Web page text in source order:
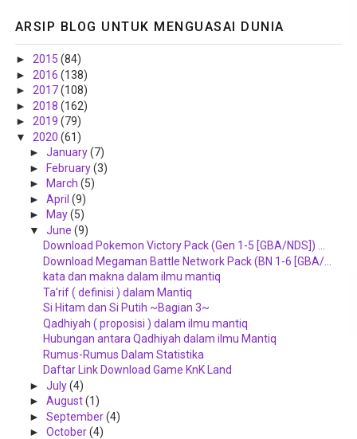
ARSIP BLOG UNTUK MENGUASAI DUNIA
► 2015 (84)
► 2016 (138)
► 2017(108)
► 2018 (162)
► 2019 (79)
▼ 2020 (61)
► January(7)
► February(3)
►
March (5)
► April (9)
►
May(5)
▼ June (9)
Download Pokemon Victory Pack (Gen 1-5 [GBA/NDS]) ...
Download Megaman Battle Network Pack (BN 1-6 [GBA/...
kata dan makna dalam ilmu mantiq
Ta'rif ( definisi ) dalam Mantiq
Si Hitam dan Si Putih ~Bagian 3~
Qadhiyah ( proposisi ) dalam ilmu mantiq
Hubungan antara Qadhiyah dalam ilmu Mantiq
Rumus-Rumus Dalam Statistika
Daftar Link Download Game KnK Land
► July(4)
► August(1)
► September(4)
► October(4)